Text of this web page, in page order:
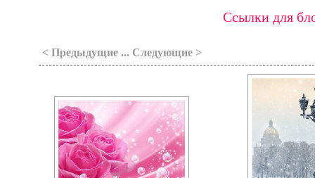
Ссылки для
< Предыдущие ... Следующие >